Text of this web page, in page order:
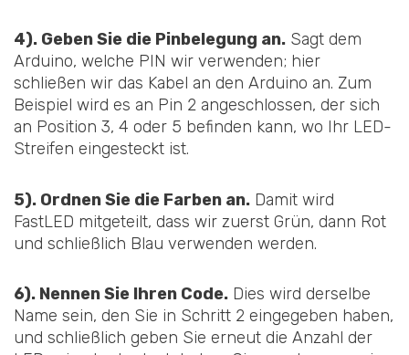
4). Geben Sie die Pinbelegung an. Sagt dem
Arduino, welche PIN wir verwenden; hier
schließen wir das Kabel an den Arduino an. Zum
Beispiel wird es an Pin 2 angeschlossen, der sich
an Position 3, 4 oder 5 befinden kann, wo Ihr LED-
Streifen eingesteckt ist.
5). Ordnen Sie die Farben an. Damit wird
FastLED mitgeteilt, dass wir zuerst Grün, dann Rot
und schließlich Blau verwenden werden.
6). Nennen Sie Ihren Code. Dies wird derselbe
Name sein, den Sie in Schritt 2 eingegeben haben,
und schließlich geben Sie erneut die Anzahl der